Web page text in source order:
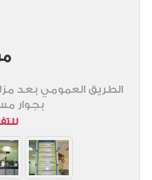
الطريق العمومي بعد
بجوار